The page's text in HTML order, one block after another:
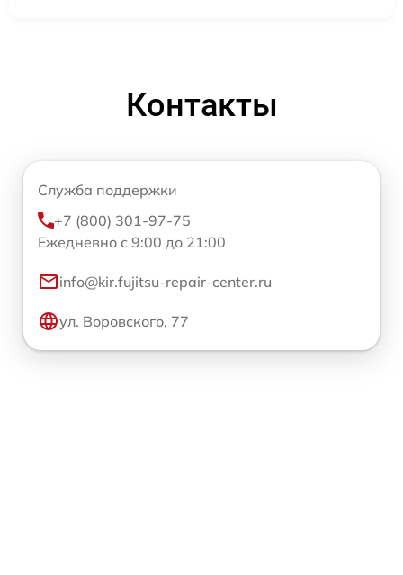
Контакты
Служба поддержки
+7 (800) 301-97-75
Ежедневно с 9:00 до 21:00
info@kir.fujitsu-repair-center.ru
ул. Воровского, 77